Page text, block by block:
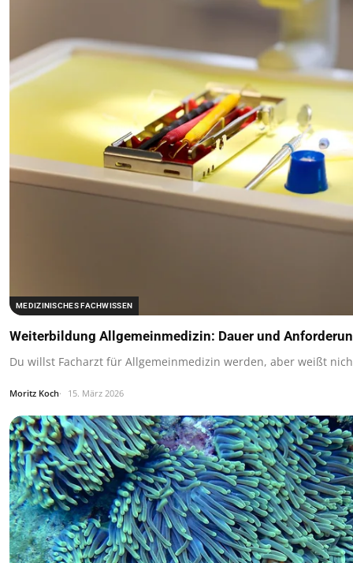
MEDIZINISCHES FACHWISSEN
Weiterbildung Allgemeinmedizin: Dauer und
Du willst Facharzt für Allgemeinmedizin werden, aber weißt
Moritz Koch 15. März 2026